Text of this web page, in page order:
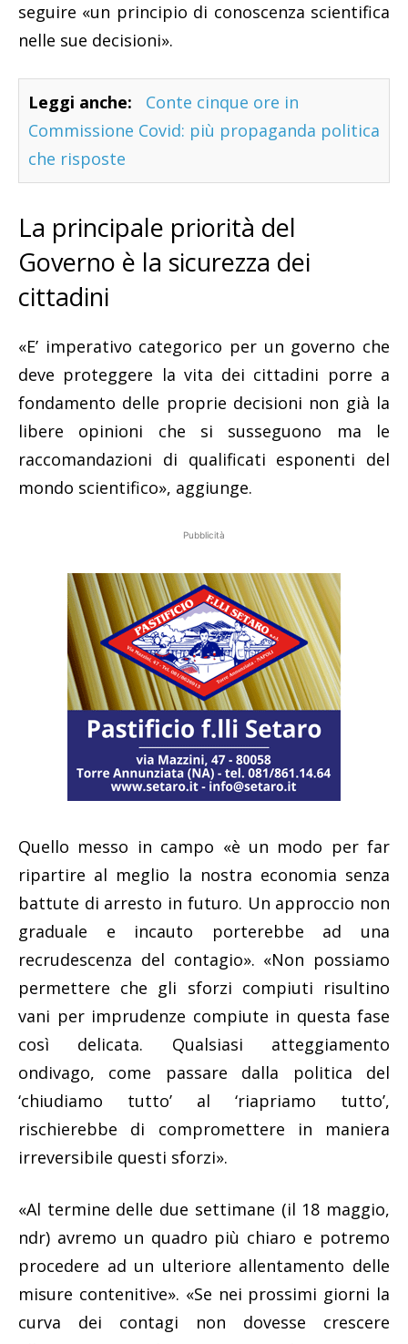
seguire «un principio di conoscenza scientifica
nelle sue decisioni».
Leggi anche:
Conte cinque ore in
Commissione Covid: più propaganda politica
che risposte
La principale priorità del
Governo è la sicurezza dei
cittadini
«E’ imperativo categorico per un governo che
deve proteggere la vita dei cittadini porre a
fondamento delle proprie decisioni non già la
libere opinioni che si susseguono ma le
raccomandazioni di qualificati esponenti del
mondo scientifico», aggiunge.
Pubblicità
Quello messo in campo «è un modo per far
ripartire al meglio la nostra economia senza
battute di arresto in futuro. Un approccio non
graduale e incauto porterebbe ad una
recrudescenza del contagio». «Non possiamo
permettere che gli sforzi compiuti risultino
vani per imprudenze compiute in questa fase
così delicata. Qualsiasi atteggiamento
ondivago, come passare dalla politica del
‘chiudiamo tutto’ al ‘riapriamo tutto’,
rischierebbe di compromettere in maniera
irreversibile questi sforzi».
«Al termine delle due settimane (il 18 maggio,
ndr) avremo un quadro più chiaro e potremo
procedere ad un ulteriore allentamento delle
misure contenitive». «Se nei prossimi giorni la
curva dei contagi non dovesse crescere